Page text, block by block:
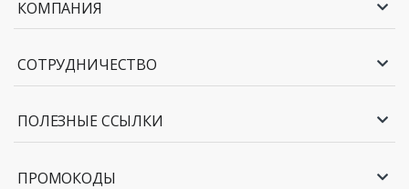
КОМПАНИЯ
СОТРУДНИЧЕСТВО
ПОЛЕЗНЫЕ ССЫЛКИ
ПРОМОКОДЫ